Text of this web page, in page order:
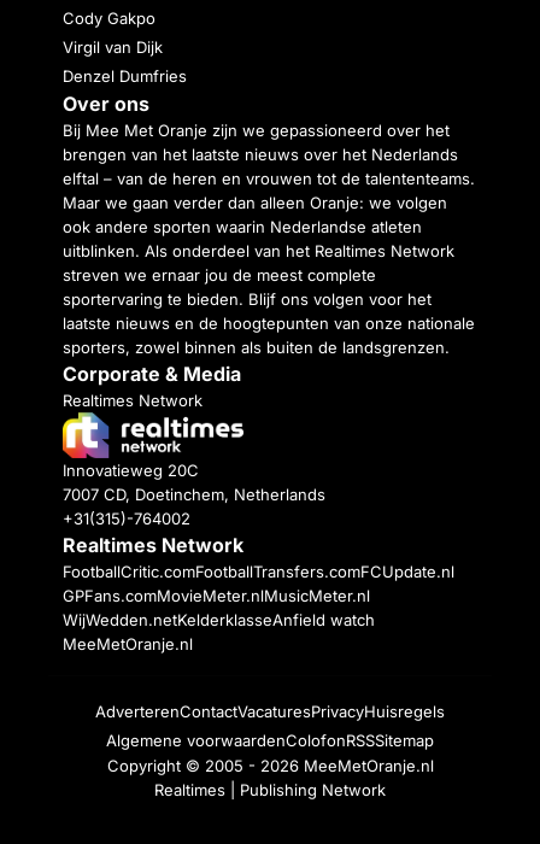
Cody Gakpo
Virgil van Dijk
Denzel Dumfries
Over ons
Bij Mee Met Oranje zijn we gepassioneerd over het
brengen van het laatste nieuws over het Nederlands
elftal – van de heren en vrouwen tot de talententeams.
Maar we gaan verder dan alleen Oranje: we volgen
ook andere sporten waarin Nederlandse atleten
uitblinken. Als onderdeel van het Realtimes Network
streven we ernaar jou de meest complete
sportervaring te bieden. Blijf ons volgen voor het
laatste nieuws en de hoogtepunten van onze nationale
sporters, zowel binnen als buiten de landsgrenzen.
Corporate & Media
Realtimes Network
Innovatieweg 20C
7007 CD, Doetinchem, Netherlands
+31(315)-764002
Realtimes Network
FootballCritic.comFootballTransfers.comFCUpdate.nl
GPFans.comMovieMeter.nlMusicMeter.nl
WijWedden.netKelderklasseAnfield watch
MeeMetOranje.nl
AdverterenContactVacaturesPrivacyHuisregels
Algemene voorwaardenColofonRSSSitemap
Copyright © 2005 - 2026 MeeMetOranje.nl
Realtimes | Publishing Network